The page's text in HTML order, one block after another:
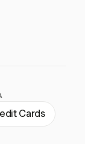
Cards